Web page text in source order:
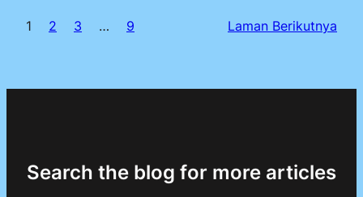
1 2 3 … 9 Laman Berikutnya
Search the blog for more articles